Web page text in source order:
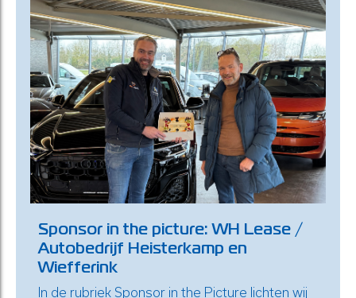
Sponsor in the picture: WH Lease /
Autobedrijf Heisterkamp en
Wiefferink
In de rubriek Sponsor in the Picture lichten wij